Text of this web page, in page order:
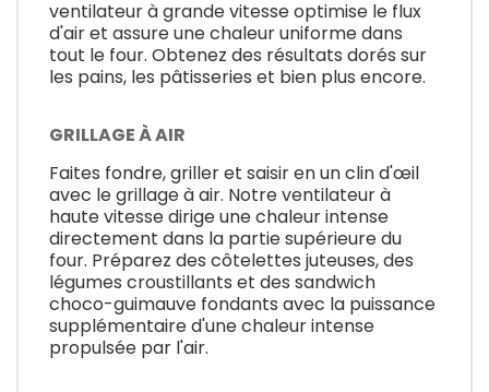
ventilateur à grande vitesse optimise le flux
d'air et assure une chaleur uniforme dans
tout le four. Obtenez des résultats dorés sur
les pains, les pâtisseries et bien plus encore.
GRILLAGE À AIR
Faites fondre, griller et saisir en un clin d'œil
avec le grillage à air. Notre ventilateur à
haute vitesse dirige une chaleur intense
directement dans la partie supérieure du
four. Préparez des côtelettes juteuses, des
légumes croustillants et des sandwich
choco-guimauve fondants avec la puissance
supplémentaire d'une chaleur intense
propulsée par l'air.